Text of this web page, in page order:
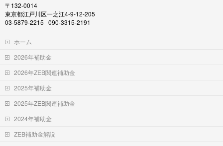
〒132-0014
東京都江戸川区一之江4-9-12-205
03-5879-2215 090-3315-2191
ホーム
2026年補助金
2026年ZEB関連補助金
2025年補助金
2025年ZEB関連補助金
2024年補助金
ZEB補助金解説